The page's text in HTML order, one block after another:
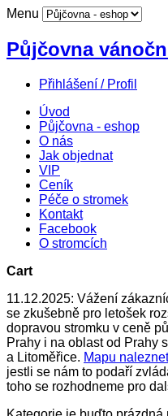
Menu
Půjčovna
Přihlášení / Profil
Úvod
Půjčovna - eshop
O nás
Jak objednat
VIP
Ceník
Péče o stromek
Kontakt
Facebook
O stromcích
Cart
11.12.2025: Vážení
se zkušebně pro letošek
dopravou stromku v ceně
Prahy i na oblast od Prahy
a Litoměřice. Mapu
jestli se nám to podaří
toho se rozhodneme pro